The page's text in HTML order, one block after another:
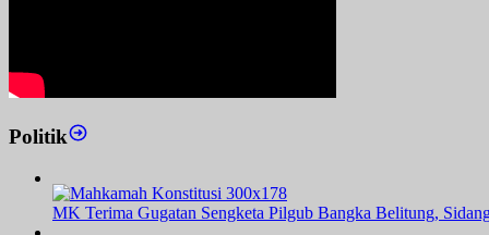
Politik
MK Terima Gugatan Sengketa Pilgub Bangka Belitung,